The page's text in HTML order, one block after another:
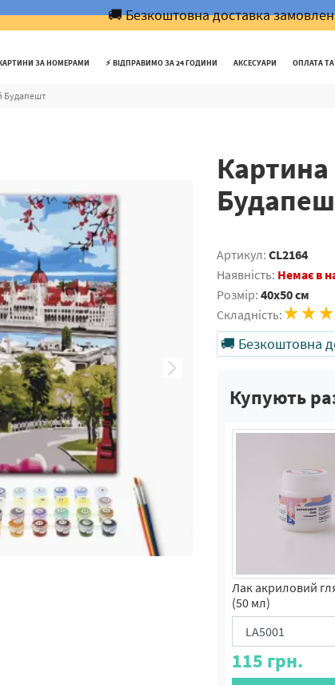
🚚 Безкоштовна доставка
ЗА НОМЕРАМИ ⚡️ ВІДПРАВИМО ЗА 24 ГОДИНИ АКСЕСУАРИ ОПЛАТА
Будапешт
Артикул: CL2164
Наявність: Немає в
Розмір: 40x50 см
Складність:
🚚 Безкоштовна
Купують
Лак акриловий
(50 мл)
115 грн.